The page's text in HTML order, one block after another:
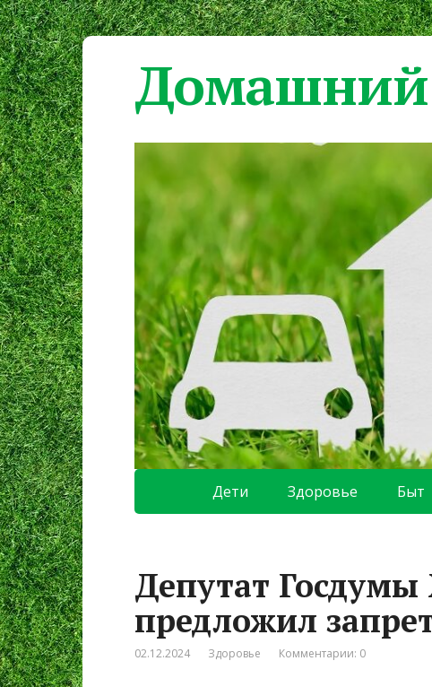
Домашний
Дети Здоровье Быт
Депутат
предложил
02.12.2024 Здоровье Комментарии: 0